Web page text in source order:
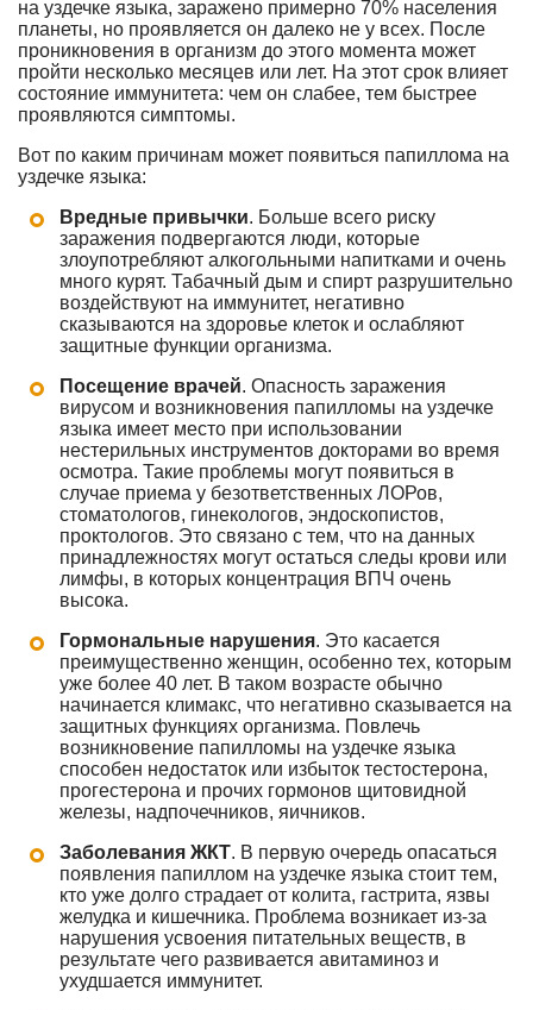
на уздечке языка, заражено примерно 70% населения
планеты, но проявляется он далеко не у всех. После
проникновения в организм до этого момента может
пройти несколько месяцев или лет. На этот срок влияет
состояние иммунитета: чем он слабее, тем быстрее
проявляются симптомы.
Вот по каким причинам может появиться папиллома на
уздечке языка:
Вредные привычки. Больше всего риску
заражения подвергаются люди, которые
злоупотребляют алкогольными напитками и очень
много курят. Табачный дым и спирт разрушительно
воздействуют на иммунитет, негативно
сказываются на здоровье клеток и ослабляют
защитные функции организма.
Посещение врачей. Опасность заражения
вирусом и возникновения папилломы на уздечке
языка имеет место при использовании
нестерильных инструментов докторами во время
осмотра. Такие проблемы могут появиться в
случае приема у безответственных ЛОРов,
стоматологов, гинекологов, эндоскопистов,
проктологов. Это связано с тем, что на данных
принадлежностях могут остаться следы крови или
лимфы, в которых концентрация ВПЧ очень
высока.
Гормональные нарушения. Это касается
преимущественно женщин, особенно тех, которым
уже более 40 лет. В таком возрасте обычно
начинается климакс, что негативно сказывается на
защитных функциях организма. Повлечь
возникновение папилломы на уздечке языка
способен недостаток или избыток тестостерона,
прогестерона и прочих гормонов щитовидной
железы, надпочечников, яичников.
Заболевания ЖКТ. В первую очередь опасаться
появления папиллом на уздечке языка стоит тем,
кто уже долго страдает от колита, гастрита, язвы
желудка и кишечника. Проблема возникает из-за
нарушения усвоения питательных веществ, в
результате чего развивается авитаминоз и
ухудшается иммунитет.